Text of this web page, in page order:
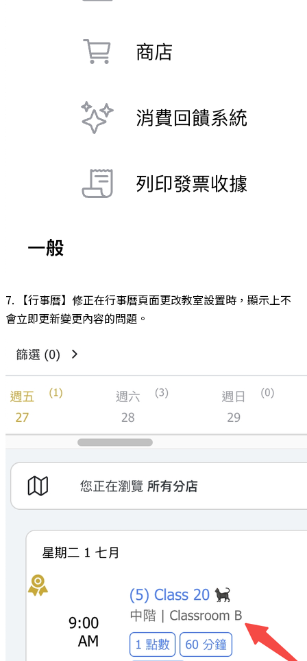
7. 【行事曆】修正在行事曆頁面更改教室設置時，顯示上不
會立即更新變更內容的問題。